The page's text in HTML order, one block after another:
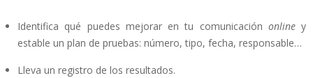
Identifica qué puedes mejorar en tu comunicación onliney
estable un plan de pruebas: número, tipo, fecha, responsable…
Lleva un registro de los resultados.